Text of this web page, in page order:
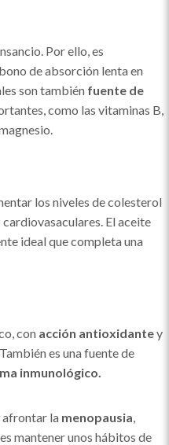
Por ello, es
de absorción lenta en
son también fuente de
como las vitaminas B,
los niveles de colesterol
El aceite
ideal que completa una
con acción antioxidantey
es una fuente de
inmunológico.
afrontar la menopausia,
mantener unos hábitos de